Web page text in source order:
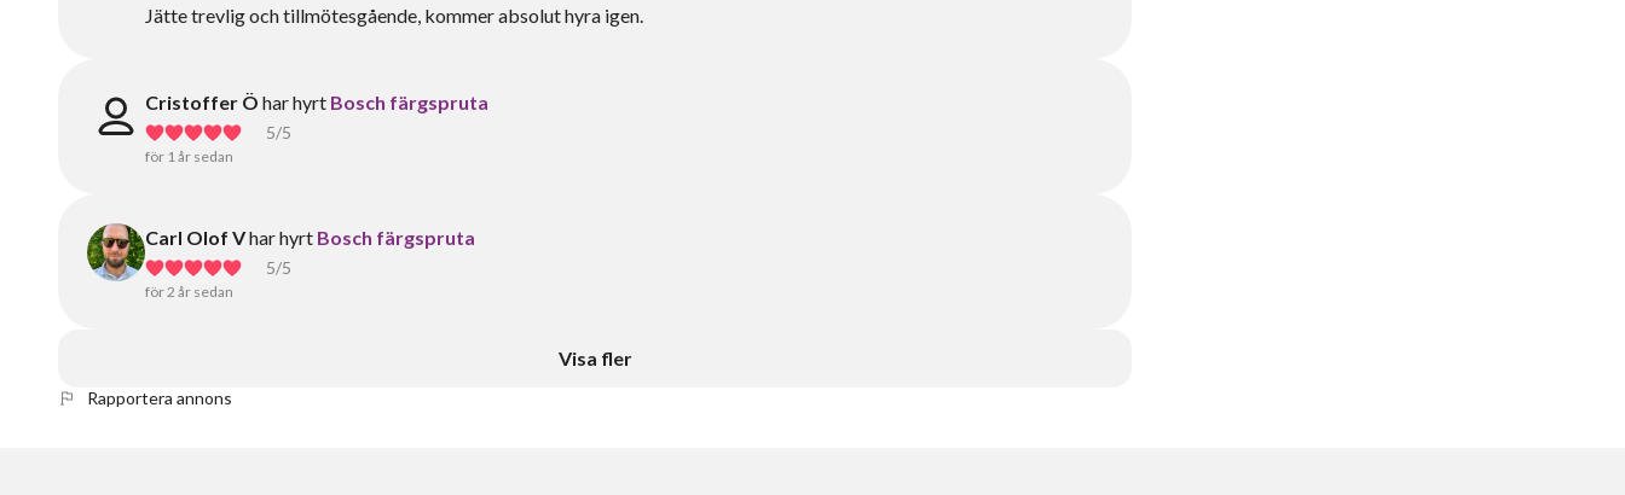
Jätte trevlig och tillmötesgående, kommer absolut hyra igen.
Cristoffer Ö har hyrt Bosch färgspruta
5/5
för 1 år sedan
Carl Olof Vhar hyrt Bosch färgspruta
5/5
för 2 år sedan
Visa fler
Rapportera annons